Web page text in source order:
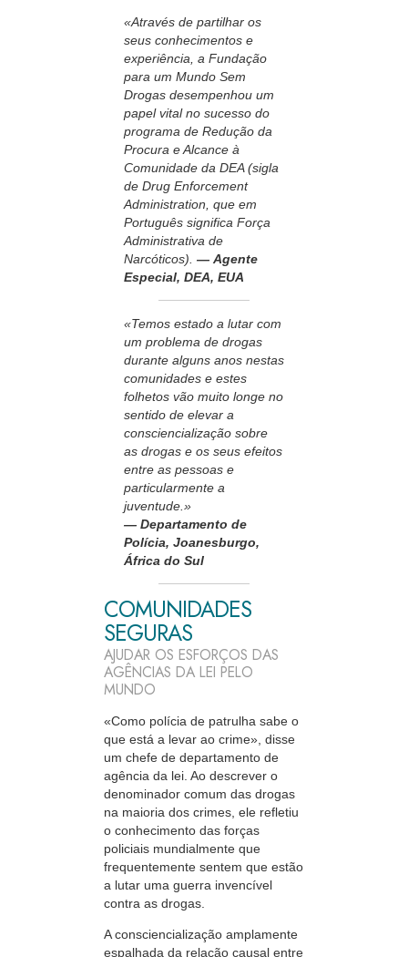
«Através de partilhar os
seus conhecimentos e
experiência, a Fundação
para um Mundo Sem
Drogas desempenhou um
papel vital no sucesso do
programa de Redução da
Procura e Alcance à
Comunidade da DEA (sigla
de Drug Enforcement
Administration, que em
Português significa Força
Administrativa de
Narcóticos). — Agente
Especial, DEA, EUA
«Temos estado a lutar com
um problema de drogas
durante alguns anos nestas
comunidades e estes
folhetos vão muito longe no
sentido de elevar a
consciencialização sobre
as drogas e os seus efeitos
entre as pessoas e
particularmente a
juventude.»
— Departamento de
Polícia, Joanesburgo,
África do Sul
COMUNIDADES
SEGURAS
AJUDAR OS ESFORÇOS DAS
AGÊNCIAS DA LEI PELO
MUNDO
«Como polícia de patrulha sabe o
que está a levar ao crime», disse
um chefe de departamento de
agência da lei. Ao descrever o
denominador comum das drogas
na maioria dos crimes, ele refletiu
o conhecimento das forças
policiais mundialmente que
frequentemente sentem que estão
a lutar uma guerra invencível
contra as drogas.
A consciencialização amplamente
espalhada da relação causal entre